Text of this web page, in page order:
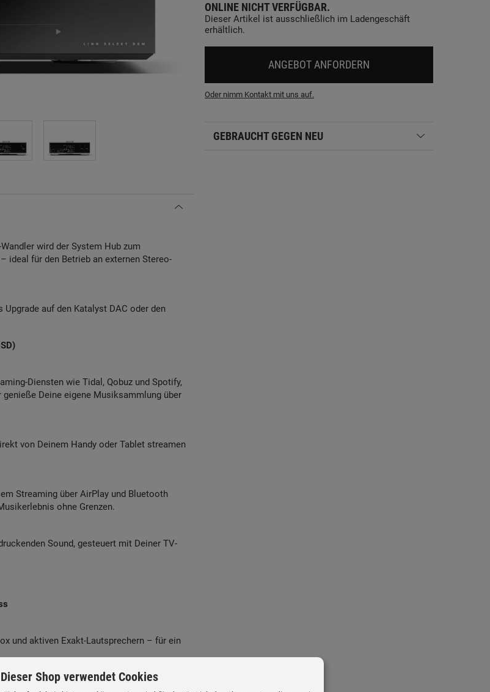
wird der System Hub zum
ideal für den Betrieb an externen Stereo-
auf den Katalyst DAC oder den
Diensten wie Tidal, Qobuz und Spotify,
Deine eigene Musiksammlung über
von Deinem Handy oder Tablet streamen
Streaming über AirPlay und Bluetooth
ohne Grenzen.
Sound, gesteuert mit Deiner TV-
und aktiven Exakt-Lautsprechern – für ein
ONLINE NICHT VERFÜGBAR.
Dieser Artikel ist ausschließlich im Ladengeschäft
erhältlich.
ANGEBOT ANFORDERN
Oder nimm Kontakt mit uns auf.
GEBRAUCHT GEGEN NEU
Dieser Shop verwendet Cookies